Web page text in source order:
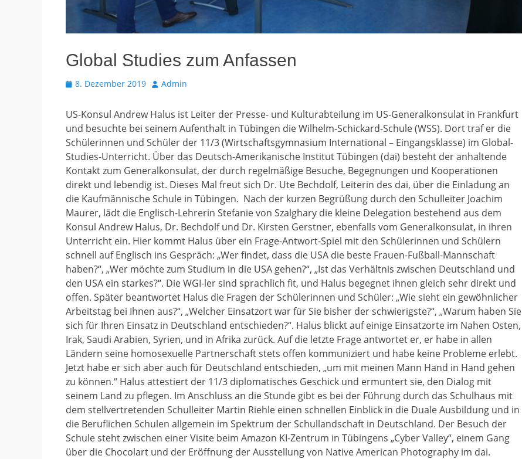
Global Studies zum Anfassen
Veröffentlicht
8. Dezember 2019 AutorAdmin
US-Konsul Andrew Halus ist Leiter der Presse- und Kulturabteilung im US-Generalkonsulat in Frankfurt
und besuchte bei seinem Aufenthalt in Tübingen die Wilhelm-Schickard-Schule (WSS). Dort traf er die
Schülerinnen und Schüler der 11/3 (Wirtschaftsgymnasium International – Eingangsklasse) im Global-
Studies-Unterricht. Über das Deutsch-Amerikanische Institut Tübingen (dai) besteht der anhaltende
Kontakt zum Generalkonsulat, der durch regelmäßige Besuche, Begegnungen und Kooperationen
direkt und lebendig ist. Dieses Mal freut sich Dr. Ute Bechdolf, Leiterin des dai, über die Einladung an
die Kaufmännische Schule in Tübingen. Nach der kurzen Begrüßung durch den Schulleiter Joachim
Maurer, lädt die Englisch-Lehrerin Stefanie von Szalghary die kleine Delegation bestehend aus dem
Konsul Andrew Halus, Dr. Bechdolf und Dr. Kirsten Gerstner, ebenfalls vom Generalkonsulat, in ihren
Unterricht ein. Hier kommt Halus über ein Frage-Antwort-Spiel mit den Schülerinnen und Schülern
schnell auf Englisch ins Gespräch: „Wer findet, dass die USA die beste Frauen-Fußball-Mannschaft
haben?“, „Wer möchte zum Studium in die USA gehen?“, „Ist das Verhältnis zwischen Deutschland und
den USA ein starkes?“. Die WGI-ler sind sprachlich fit, und Halus begegnet ihnen gleich sehr direkt und
offen. Später beantwortet Halus die Fragen der Schülerinnen und Schüler: „Wie sieht ein gewöhnlicher
Arbeitstag bei Ihnen aus?“, „Welcher Einsatzort war für Sie bisher der schwierigste?“, „Warum haben Sie
sich für Ihren Einsatz in Deutschland entschieden?“. Halus blickt auf einige Einsatzorte im Nahen Osten,
Irak, Saudi Arabien, Syrien, und in Afrika zurück. Auf die letzte Frage antwortet er, er habe in allen
Ländern seine homosexuelle Partnerschaft stets offen kommuniziert und habe keine Probleme erlebt.
Jetzt habe er sich aber auch für Deutschland entschieden, „um mit meinen Mann Hand in Hand gehen
zu können.“ Halus attestiert der 11/3 diplomatisches Geschick und ermuntert sie, den Dialog mit
seinem Land zu pflegen. Im Anschluss an die Stunde gibt es bei der Führung durch das Schulhaus mit
dem stellvertretenden Schulleiter Martin Riehle einen schnellen Einblick in die Duale Ausbildung und in
die Beruflichen Schulen allgemein im Spektrum der Schullandschaft in Deutschland. Der Besuch der
Schule steht zwischen einer Visite beim Amazon KI-Zentrum in Tübingens „Cyber Valley“, einem Gang
über die Chocolart und der Eröffnung der Ausstellung von Native American Photography im dai.